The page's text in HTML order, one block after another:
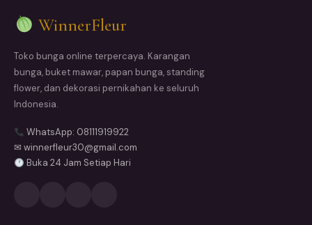
WinnerFleur
Toko bunga online terpercaya. Karangan
bunga, buket mawar, papan bunga, standing
flower, dan dekorasi pernikahan ke seluruh
Indonesia.
WhatsApp: 08111919922
✉ winnerfleur30@gmail.com
Buka 24 Jam Setiap Hari